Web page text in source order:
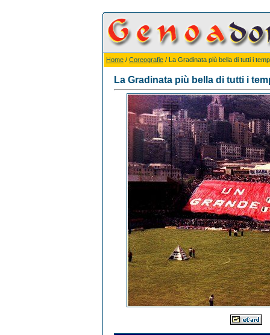
Home / Coreografie / La Gradinata più bella di tutti i
La Gradinata più bella di tutti i